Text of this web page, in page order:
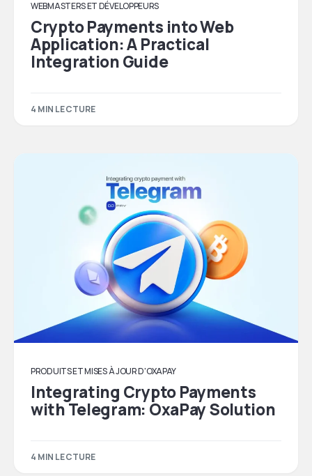
WEBMASTERS ET DÉVELOPPEURS
Crypto Payments into Web
Application: A Practical
Integration Guide
4 MIN LECTURE
PRODUITS ET MISES À JOUR D'OXAPAY
Integrating Crypto Payments
with Telegram: OxaPay Solution
4 MIN LECTURE